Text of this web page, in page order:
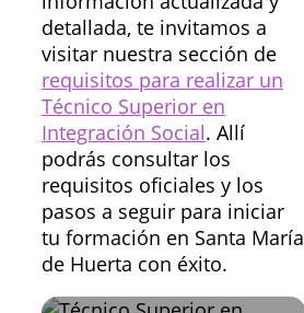
detallada, te invitamos a
visitar nuestra sección de
requisitos para realizar un
Técnico Superior en
Integración Social. Allí
podrás consultar los
requisitos oficiales y los
pasos a seguir para iniciar
tu formación en Santa María
de Huerta con éxito.